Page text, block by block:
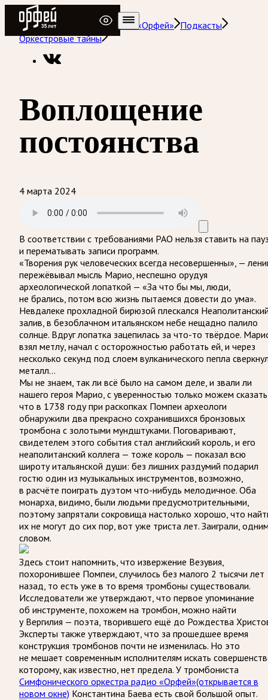
Радио Орфей
Радио классической музыки «Орфей» Подкасты
Оркестровые тайны
Воплощение
постоянства
4 марта 2024
В соответствии с требованиями РАО нельзя ставить на
и перематывать записи программ.
«Творения рук человеческих всегда несовершенны», —
пережёвывал мысль Марио, неспешно орудуя
археологической лопаткой — «За что бы мы, люди,
не брались, потом всю жизнь пытаемся довести до ума».
Невдалеке прохладной бирюзой плескался
залив, в безоблачном итальянском небе нещадно палило
солнце. Вдруг лопатка зацепилась за что-то твёрдое.
взял метлу, начал с осторожностью работать ей, и через
несколько секунд под слоем вулканического пепла
металл…
Мы не знаем, так ли всё было на самом деле, и звали ли
нашего героя Марио, с уверенностью только можем
что в 1738 году при раскопках Помпеи археологи
обнаружили два прекрасно сохранившихся бронзовых
тромбона с золотыми мундштуками. Поговаривают,
свидетелем этого события стал английский король, и его
неаполитанский коллега — тоже король — показал всю
широту итальянской души: без лишних раздумий подарил
гостю один из музыкальных инструментов, возможно,
в расчёте поиграть дуэтом что-нибудь мелодичное. Оба
монарха, видимо, были людьми предусмотрительными,
поэтому запрятали сокровища настолько хорошо, что
их не могут до сих пор, вот уже триста лет. Заиграли,
словом.
Здесь стоит напомнить, что извержение Везувия,
похоронившее Помпеи, случилось без малого 2 тысячи лет
назад, то есть уже в то время тромбоны существовали.
Исследователи же утверждают, что первое упоминание
об инструменте, похожем на тромбон, можно найти
у Вергилия — поэта, творившего ещё до Рождества
Эксперты также утверждают, что за прошедшее время
конструкция тромбонов почти не изменилась. Но это
не мешает современным исполнителям искать
которому, как известно, нет предела. У тромбониста
Симфонического оркестра радио «Орфей»(открывается в
новом окне) Константина Баева есть свой большой опыт.